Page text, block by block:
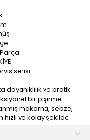
serisi
ve pratik
bir pişirme
makarna, sebze,
ve kolay şekilde